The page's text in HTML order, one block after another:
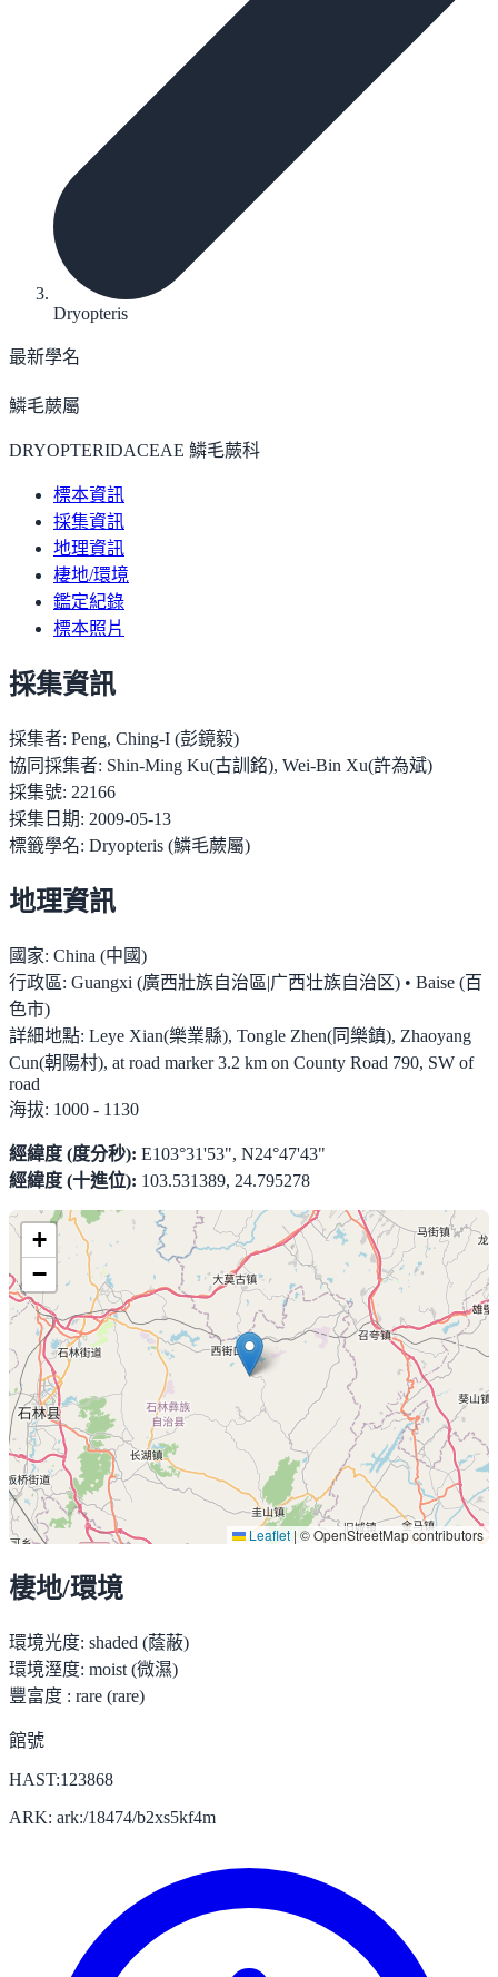
Dryopteris
最新學名
鱗毛蕨屬
DRYOPTERIDACEAE 鱗毛蕨科
標本資訊
採集資訊
地理資訊
棲地/環境
鑑定紀錄
標本照片
採集資訊
採集者: Peng, Ching-I (彭鏡毅)
協同採集者: Shin-Ming Ku(古訓銘), Wei-Bin Xu(許為斌)
採集號: 22166
採集日期: 2009-05-13
標籤學名: Dryopteris (鱗毛蕨屬)
地理資訊
國家: China (中國)
行政區: Guangxi (廣西壯族自治區|广西壮族自治区) • Baise (百
色市)
詳細地點: Leye Xian(樂業縣), Tongle Zhen(同樂鎮), Zhaoyang
Cun(朝陽村), at road marker 3.2 km on County Road 790, SW of
road
海拔: 1000 - 1130
經緯度 (度分秒): E103°31'53", N24°47'43"
經緯度 (十進位): 103.531389, 24.795278
+
−
Leaflet | © OpenStreetMap contributors
棲地/環境
環境光度: shaded (蔭蔽)
環境溼度: moist (微濕)
豐富度 : rare (rare)
館號
HAST:123868
ARK: ark:/18474/b2xs5kf4m